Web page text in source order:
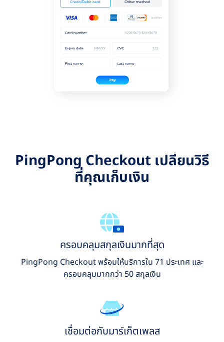
PingPong Checkout เปลี่ยนวิธี
ที่คุณเก็บเงิน
ครอบคลุมสกุลเงินมากที่สุด
PingPong Checkout พร้อมให้บริการใน 71 ประเทศ และ
ครอบคลุมมากกว่า 50 สกุลเงิน
เชื่อมต่อกับมาร์เก็ตเพลส